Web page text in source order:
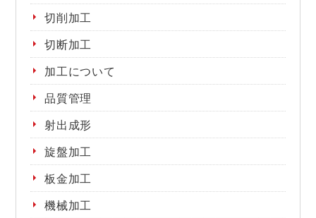
切削加工
切断加工
加工について
品質管理
射出成形
旋盤加工
板金加工
機械加工